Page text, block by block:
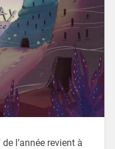
l’année revient à